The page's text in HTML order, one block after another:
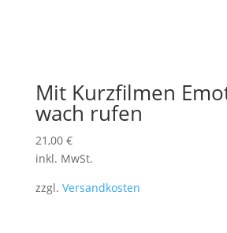
Mit Kurzfilmen
wach rufen
21,00 €
inkl. MwSt.
zzgl. Versandkosten